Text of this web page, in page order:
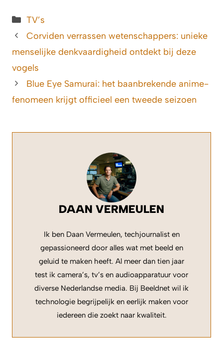
Categorieën
TV’s
Corviden verrassen wetenschappers: unieke
menselijke denkvaardigheid ontdekt bij deze
vogels
Blue Eye Samurai: het baanbrekende anime-
fenomeen krijgt officieel een tweede seizoen
DAAN VERMEULEN
Ik ben Daan Vermeulen, techjournalist en
gepassioneerd door alles wat met beeld en
geluid te maken heeft. Al meer dan tien jaar
test ik camera’s, tv’s en audioapparatuur voor
diverse Nederlandse media. Bij Beeldnet wil ik
technologie begrijpelijk en eerlijk maken voor
iedereen die zoekt naar kwaliteit.